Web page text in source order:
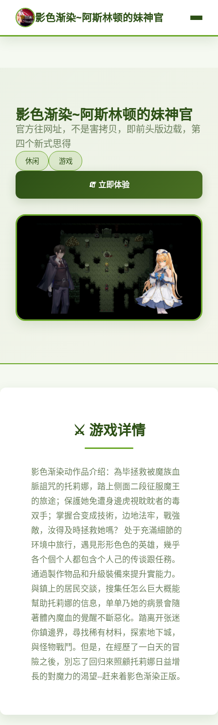
影色渐染~阿斯林顿的妹神官
影色渐染~阿斯林顿的妹神官
官方往网址，不是害拷贝，即前头版边载，第
四个新式思得
休闲 游戏
🧯 立即体验
⚔️ 游戏详情
影色渐染动作品介绍：為毕拯救被魔族血
脈詛咒的托莉娜，踏上侧面二段征服魔王
的旅途；保護她免遭身邊虎視眈眈者的毒
双手；掌握合变成技術，边地法牢，戰強
敵，汝得及時拯救她嗎？ 处于充滿細節的
环境中旅行，遇見形形色色的英雄，幾乎
各个個个人都包含个人己的传谈跟任務。
通過製作物品和升級裝備來提升實能力。
與鎮上的居民交談，搜集任怎么巨大概能
幫助托莉娜的信息，单单乃她的病景會隨
著體內魔血的覺醒不斷惡化。踏离开张迷
你鎮邊界，尋找稀有材料，探索地下城，
與怪物戰鬥。但是，在經歷了一白天的冒
險之後，別忘了回归來照顧托莉娜日益增
長的對魔力的渴望--赶来着影色渐染正版。